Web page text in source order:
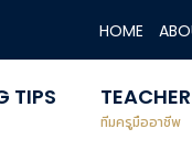
HOME
TIPS
ทีมครูมืออาชีพ